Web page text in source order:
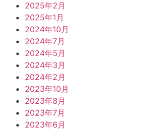
2025年2月
2025年1月
2024年10月
2024年7月
2024年5月
2024年3月
2024年2月
2023年10月
2023年8月
2023年7月
2023年6月